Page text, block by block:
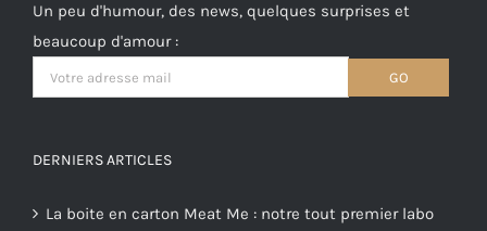
Un peu d'humour, des news, quelques surprises et
beaucoup d'amour :
DERNIERS ARTICLES
La boite en carton Meat Me : notre tout premier labo